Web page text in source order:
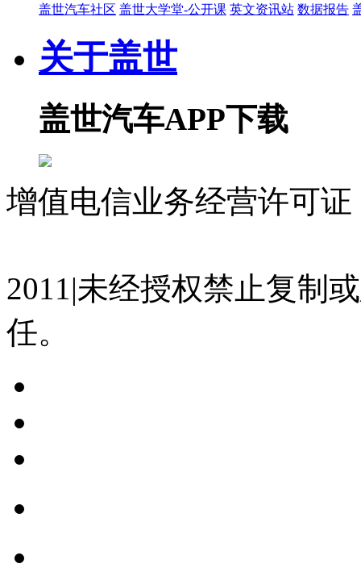
盖世汽车社区 盖世大学堂-公开课 英文资讯站 数据报告
关于盖世
盖世汽车APP下载
增值电信业务经营许可
2011|未经授权禁止复制
任。